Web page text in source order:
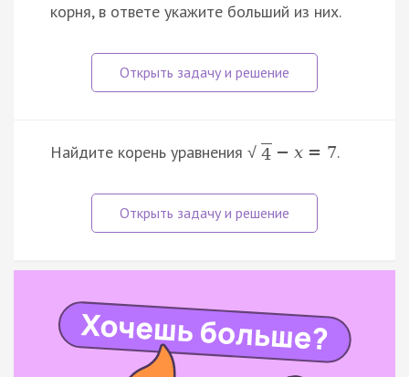
корня, в ответе укажите больший из них.
Найдите корень уравнения √ 4 − x = 7.